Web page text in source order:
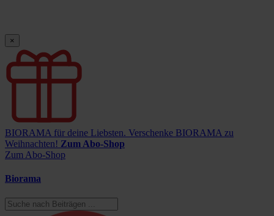
×
BIORAMA für deine Liebsten. Verschenke BIORAMA zu
Weihnachten! Zum Abo-Shop
Zum Abo-Shop
Biorama